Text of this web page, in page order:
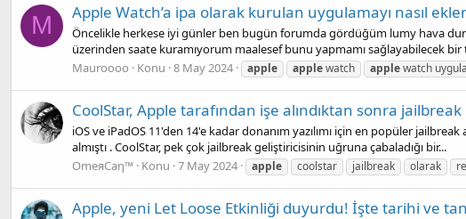
M Apple Watch’a ipa olarak kurulan uygulamayı nasıl
Öncelikle herkese iyi günler ben bugün forumda gördüğüm lumy hava
üzerinden saate kuramıyorum maalesef bunu yapmamı sağlayabilecek
Mauroooo
Konu 8 May 2024 apple applewatch applewatch
CoolStar, Apple tarafından işe alındıktan sonra
iOS ve iPadOS 11'den 14'e kadar donanım yazılımı için en popüler
almıştı . CoolStar, pek çok jailbreak geliştiricisinin uğruna çabaladığı bir...
OmeяCaη™
Konu 7 May 2024 apple coolstar jailbreak olarak
Apple, yeni Let Loose Etkinliği duyurdu! İşte tarihi ve